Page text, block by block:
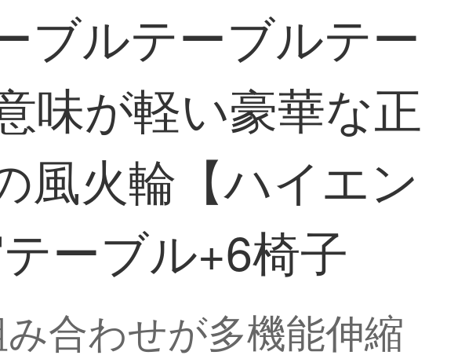
ブルテーブルテー
味が軽い豪華な正
風火輪【ハイエン
ーブル+6椅子
合わせが多機能伸縮